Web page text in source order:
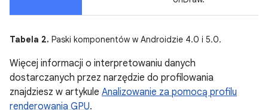
Tabela 2. Paski komponentów w Androidzie 4.0 i 5.0.
Więcej informacji o interpretowaniu danych
dostarczanych przez narzędzie do profilowania
znajdziesz w artykule Analizowanie za pomocą profilu
renderowania GPU.